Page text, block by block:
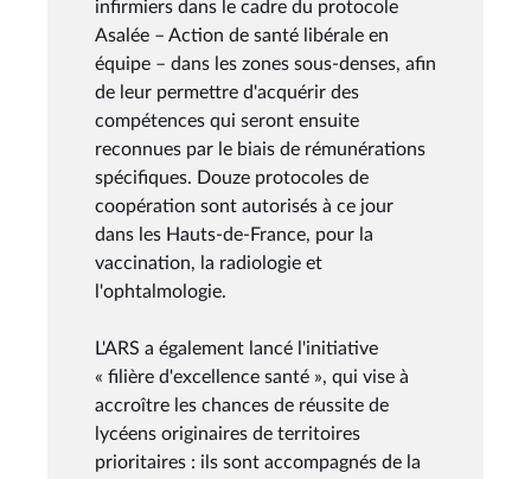
infirmiers dans le cadre du protocole
Asalée – Action de santé libérale en
équipe – dans les zones sous-denses, afin
de leur permettre d'acquérir des
compétences qui seront ensuite
reconnues par le biais de rémunérations
spécifiques. Douze protocoles de
coopération sont autorisés à ce jour
dans les Hauts-de-France, pour la
vaccination, la radiologie et
l'ophtalmologie.
L'ARS a également lancé l'initiative
« filière d'excellence santé », qui vise à
accroître les chances de réussite de
lycéens originaires de territoires
prioritaires : ils sont accompagnés de la